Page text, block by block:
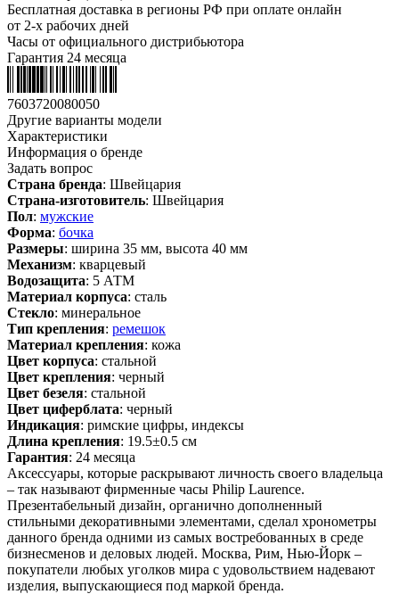
Бесплатная доставка в регионы РФ при оплате онлайн
от 2-х рабочих дней
Часы от официального дистрибьютора
Гарантия 24 месяца
7603720080050
Другие варианты модели
Характеристики
Информация о бренде
Задать вопрос
Страна бренда: Швейцария
Страна-изготовитель: Швейцария
Пол: мужские
Форма: бочка
Размеры: ширина 35 мм, высота 40 мм
Механизм: кварцевый
Водозащита: 5 АТМ
Материал корпуса: сталь
Стекло: минеральное
Тип крепления: ремешок
Материал крепления: кожа
Цвет корпуса: стальной
Цвет крепления: черный
Цвет безеля: стальной
Цвет циферблата: черный
Индикация: римские цифры, индексы
Длина крепления: 19.5±0.5 см
Гарантия: 24 месяца
Аксессуары, которые раскрывают личность своего владельца
– так называют фирменные часы Philip Laurence.
Презентабельный дизайн, органично дополненный
стильными декоративными элементами, сделал хронометры
данного бренда одними из самых востребованных в среде
бизнесменов и деловых людей. Москва, Рим, Нью-Йорк –
покупатели любых уголков мира с удовольствием надевают
изделия, выпускающиеся под маркой бренда.